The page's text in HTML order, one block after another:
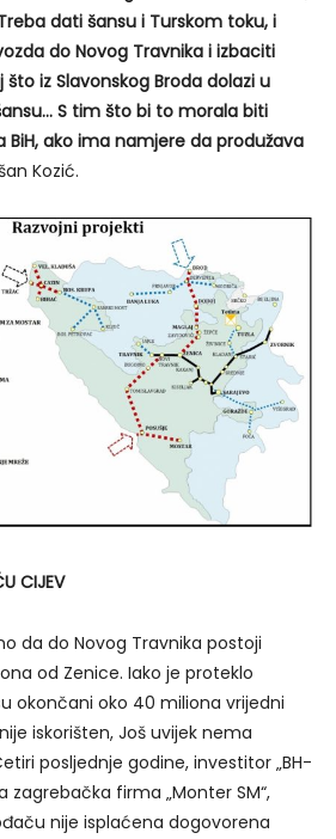
dati šansu i Turskom toku, i
do Novog Travnika i izbaciti
iz Slavonskog Broda dolazi u
S tim što bi to morala biti
BiH, ako ima namjere da produžava
Kozić.
CIJEV
da do Novog Travnika postoji
od Zenice. Iako je proteklo
okončani oko 40 miliona vrijedni
iskorišten, Još uvijek nema
posljednje godine, investitor „BH-
zagrebačka firma „Monter SM“,
nije isplaćena dogovorena